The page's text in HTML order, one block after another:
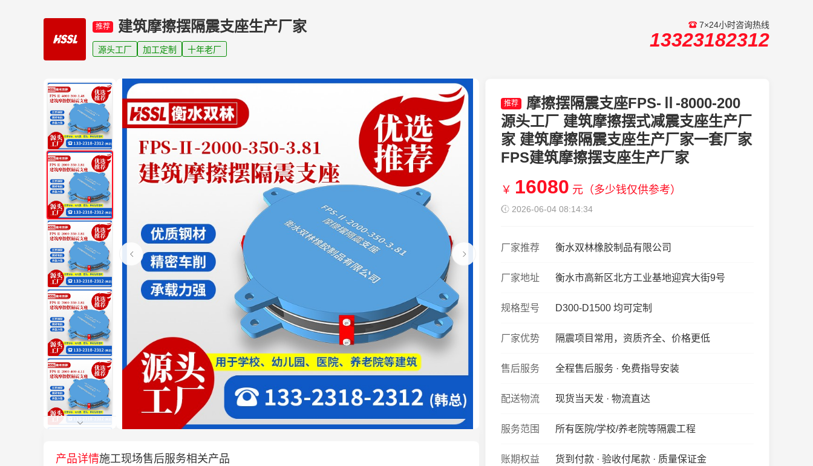
推荐 建筑摩擦摆隔震支座生产厂家
源头工厂 加工定制 十年老厂
7×24小时咨询热线
13323182312
推荐
摩擦摆隔震支座FPS-Ⅱ-8000-200
源头工厂 建筑摩擦摆式减震支座生产厂
家 建筑摩擦隔震支座生产厂家一套厂家
FPS建筑摩擦摆支座生产厂家
￥ 16080 元（多少钱仅供参考）
2026-06-04 08:14:34
厂家推荐 衡水双林橡胶制品有限公司
厂家地址 衡水市高新区北方工业基地迎宾大街9号
规格型号 D300-D1500 均可定制
厂家优势 隔震项目常用，资质齐全、价格更低
售后服务 全程售后服务 · 免费指导安装
配送物流 现货当天发 · 物流直达
服务范围 所有医院/学校/养老院等隔震工程
账期权益 货到付款 · 验收付尾款 · 质量保证金
产品详情施工现场售后服务相关产品